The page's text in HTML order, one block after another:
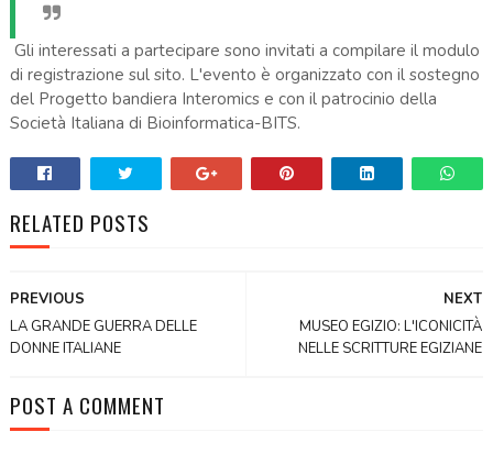
Gli interessati a partecipare sono invitati a compilare il modulo
di registrazione sul sito. L'evento è organizzato con il sostegno
del Progetto bandiera Interomics e con il patrocinio della
Società Italiana di Bioinformatica-BITS.
RELATED POSTS
NEXT
MUSEO EGIZIO: L'ICONICITÀ
NELLE SCRITTURE EGIZIANE
PREVIOUS
LA GRANDE GUERRA DELLE
DONNE ITALIANE
POST A COMMENT